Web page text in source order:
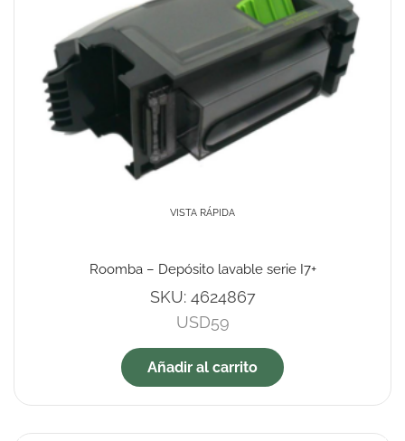
VISTA RÁPIDA
Roomba – Depósito lavable serie I7+
SKU: 4624867
USD59
Añadir al carrito